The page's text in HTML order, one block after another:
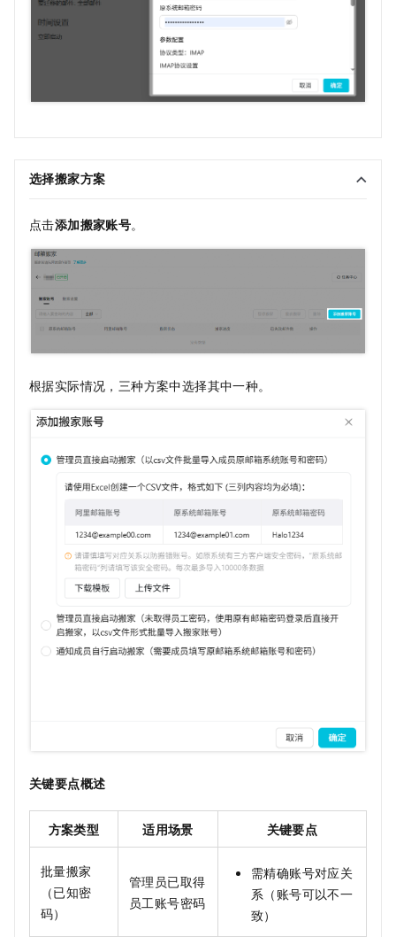
选择搬家方案
点击添加搬家账号。
根据实际情况，三种方案中选择其中一种。
关键要点概述
方案类型 适用场景 关键要点
批量搬家
（已知密
码）
管理员已取得
员工账号密码
需精确账号对应关
系（账号可以不一
致）